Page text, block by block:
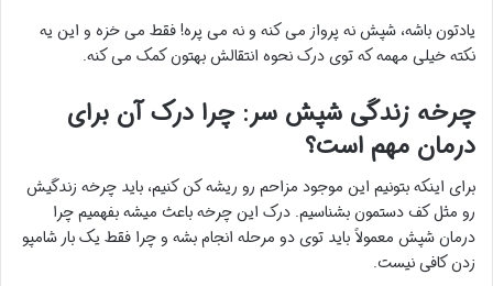
یادتون باشه، شپش نه پرواز می کنه و نه می پره! فقط می خزه و این یه
نکته خیلی مهمه که توی درک نحوه انتقالش بهتون کمک می کنه.
چرخه زندگی شپش سر: چرا درک آن برای
درمان مهم است؟
برای اینکه بتونیم این موجود مزاحم رو ریشه کن کنیم، باید چرخه زندگیش
رو مثل کف دستمون بشناسیم. درک این چرخه باعث میشه بفهمیم چرا
درمان شپش معمولاً باید توی دو مرحله انجام بشه و چرا فقط یک بار شامپو
زدن کافی نیست.